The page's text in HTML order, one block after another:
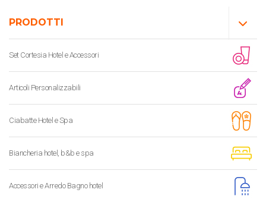
PRODOTTI
Set Cortesia Hotel e Accessori
Articoli Personalizzabili
Ciabatte Hotel e Spa
Biancheria hotel, b&b e spa
Accessori e Arredo Bagno hotel